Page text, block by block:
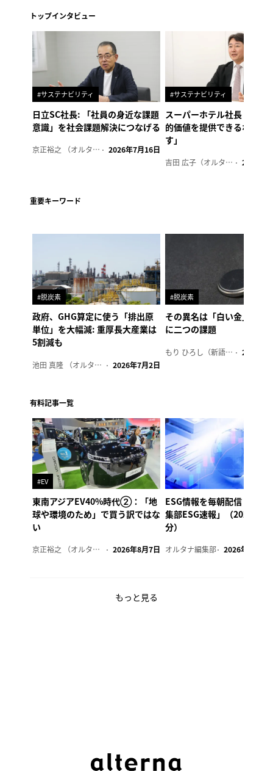
トップインタビュー
#サステナビリティ
日立SC社長: 「社員の身近な課題
意識」を社会課題解決につなげる
京正裕之 （オルタナ副編集長） 2026年7月16日
#サステナビリティ
スーパーホテル社長「地域
的価値を提供できるホテル
す」
吉田 広子（オルタナ輪番編集長） 2026年6
重要キーワード
#脱炭素
政府、GHG算定に使う「排出原
単位」を大幅減: 重厚長大産業は
5割減も
池田 真隆 （オルタナ輪番編集長） 2026年7月2日
#脱炭素
その異名は「白い金」、リ
に二つの課題
もり ひろし（新語ウォッチャー） 2023年7
有料記事一覧
#EV
東南アジアEV40%時代②：「地
球や環境のため」で買う訳ではな
い
京正裕之 （オルタナ副編集長） 2026年8月7日
ESG情報を毎朝配信「オル
集部ESG速報」（2026年8
分）
オルタナ編集部 2026年8月7日
もっと見る